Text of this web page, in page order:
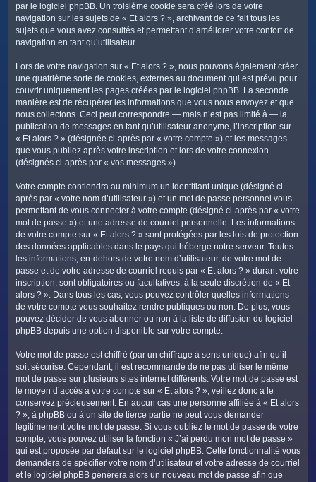
par le logiciel phpBB. Un troisième cookie sera créé lors de votre
navigation sur les sujets de « Et alors ? », archivant de ce fait tous les
sujets que vous avez consultés et permettant d’améliorer votre confort de
navigation en tant qu’utilisateur.
Lors de votre navigation sur « Et alors ? », nous pouvons également créer
une quatrième sorte de cookies, externes au document qui est prévu pour
couvrir uniquement les pages créées par le logiciel phpBB. La seconde
manière est de récupérer les informations que vous nous envoyez et que
nous collectons. Ceci peut correspondre — mais n’est pas limité à — la
publication de messages en tant qu’utilisateur anonyme, l’inscription sur
« Et alors ? » (désignée ci-après par « votre compte ») et les messages
que vous publiez après votre inscription et lors de votre connexion
(désignés ci-après par « vos messages »).
Votre compte contiendra au minimum un identifiant unique (désigné ci-
après par « votre nom d’utilisateur ») et un mot de passe personnel vous
permettant de vous connecter à votre compte (désigné ci-après par « votre
mot de passe ») et une adresse de courriel personnelle. Les informations
de votre compte sur « Et alors ? » sont protégées par les lois de protection
des données applicables dans le pays qui héberge notre serveur. Toutes
les informations, en-dehors de votre nom d’utilisateur, de votre mot de
passe et de votre adresse de courriel requis par « Et alors ? » durant votre
inscription, sont obligatoires ou facultatives, à la seule discrétion de « Et
alors ? ». Dans tous les cas, vous pouvez contrôler quelles informations
de votre compte vous souhaitez rendre publiques ou non. De plus, vous
pouvez décider de vous abonner ou non à la liste de diffusion du logiciel
phpBB depuis une option disponible sur votre compte.
Votre mot de passe est chiffré (par un chiffrage à sens unique) afin qu’il
soit sécurisé. Cependant, il est recommandé de ne pas utiliser le même
mot de passe sur plusieurs sites internet différents. Votre mot de passe est
le moyen d’accès à votre compte sur « Et alors ? », veillez donc à le
conservez précieusement. En aucun cas une personne affiliée à « Et alors
? », à phpBB ou à un site de tierce partie ne peut vous demander
légitimement votre mot de passe. Si vous oubliez le mot de passe de votre
compte, vous pouvez utiliser la fonction « J’ai perdu mon mot de passe »
qui est proposée par défaut sur le logiciel phpBB. Cette fonctionnalité vous
demandera de spécifier votre nom d’utilisateur et votre adresse de courriel
et le logiciel phpBB générera alors un nouveau mot de passe afin que